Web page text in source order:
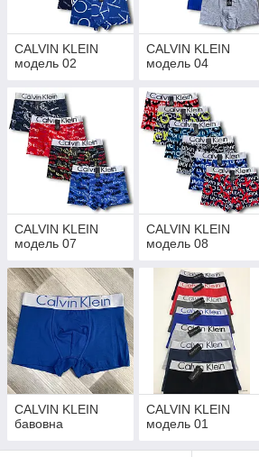
CALVIN KLEIN
модель 02
CALVIN KLEIN
модель 04
CALVIN KLEIN
модель 07
CALVIN KLEIN
модель 08
CALVIN KLEIN
бавовна
CALVIN KLEIN
модель 01